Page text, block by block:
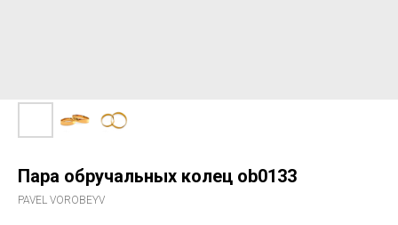
Пара обручальных колец ob0133
PAVEL VOROBEYV